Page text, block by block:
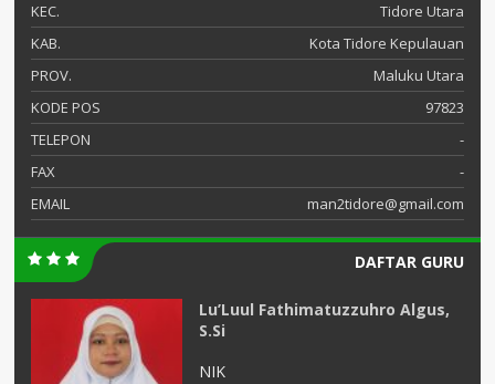
KEC.
Tidore Utara
KAB.
Kota Tidore Kepulauan
PROV.
Maluku Utara
KODE POS
97823
TELEPON
-
FAX
-
EMAIL
man2tidore@gmail.com
DAFTAR GURU
Lu’Luul Fathimatuzzuhro Algus,
S.Si
NIK